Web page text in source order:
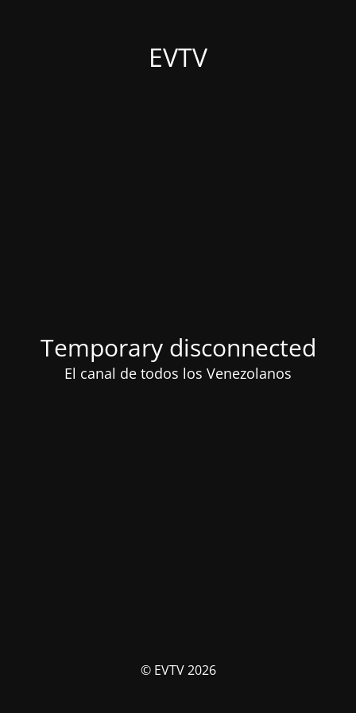
EVTV
Temporary disconnected
El canal de todos los Venezolanos
© EVTV 2026